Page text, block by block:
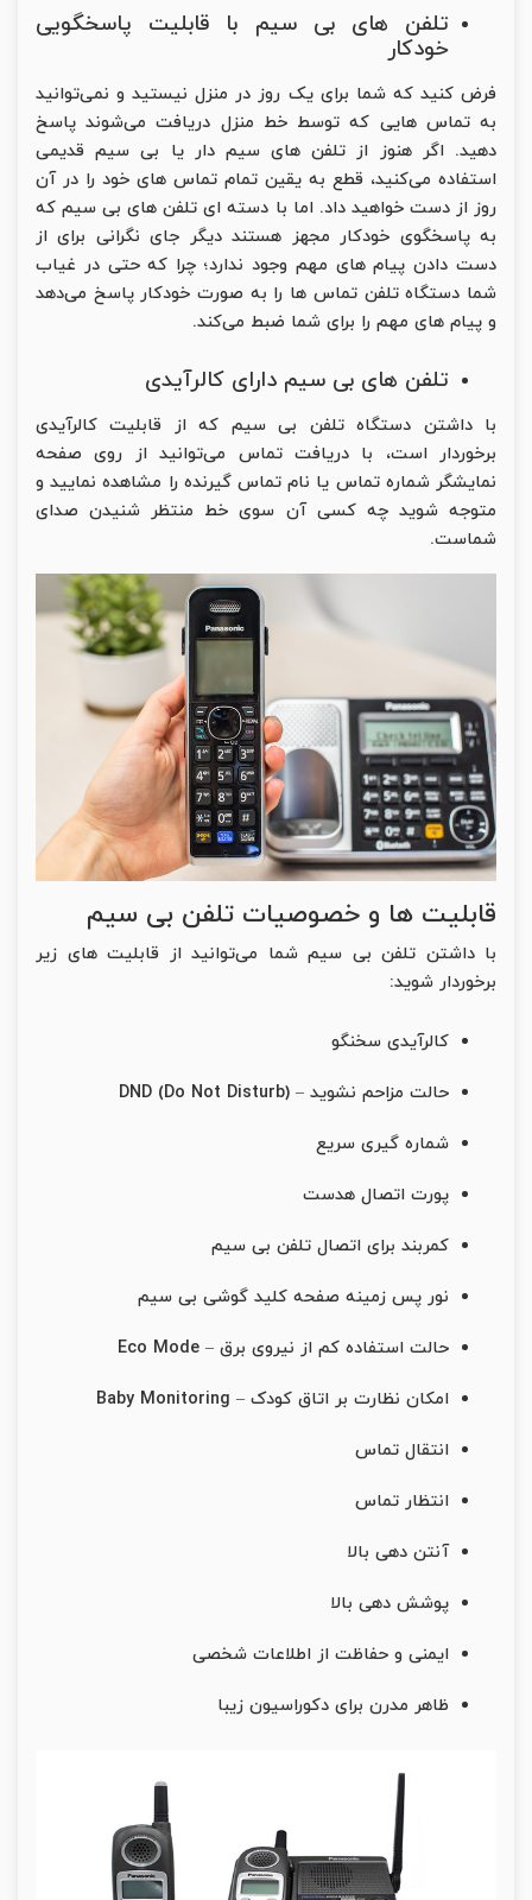
تلفن های بی سیم با قابلیت پاسخگویی
خودکار
فرض کنید که شما برای یک روز در منزل نیستید و نمی‌توانید
به تماس هایی که توسط خط منزل دریافت می‌شوند پاسخ
دهید. اگر هنوز از تلفن های سیم دار یا بی سیم قدیمی
استفاده می‌کنید، قطع به یقین تمام تماس های خود را در آن
روز از دست خواهید داد. اما با دسته ای تلفن های بی سیم که
به پاسخگوی خودکار مجهز هستند دیگر جای نگرانی برای از
دست دادن پیام های مهم وجود ندارد؛ چرا که حتی در غیاب
شما دستگاه تلفن تماس ها را به صورت خودکار پاسخ می‌دهد
و پیام های مهم را برای شما ضبط می‌کند.
تلفن های بی سیم دارای کالرآیدی
با داشتن دستگاه تلفن بی سیم که از قابلیت کالرآیدی
برخوردار است، با دریافت تماس می‌توانید از روی صفحه
نمایشگر شماره تماس یا نام تماس گیرنده را مشاهده نمایید و
متوجه شوید چه کسی آن سوی خط منتظر شنیدن صدای
شماست.
قابلیت ها و خصوصیات تلفن بی سیم
با داشتن تلفن بی سیم شما می‌توانید از قابلیت های زیر
برخوردار شوید:
کالرآیدی سخنگو
حالت مزاحم نشوید – DND (Do Not Disturb)
شماره گیری سریع
پورت اتصال هدست
کمربند برای اتصال تلفن بی سیم
نور پس زمینه صفحه کلید گوشی بی سیم
حالت استفاده کم از نیروی برق – Eco Mode
امکان نظارت بر اتاق کودک – Baby Monitoring
انتقال تماس
انتظار تماس
آنتن دهی بالا
پوشش دهی بالا
ایمنی و حفاظت از اطلاعات شخصی
ظاهر مدرن برای دکوراسیون زیبا